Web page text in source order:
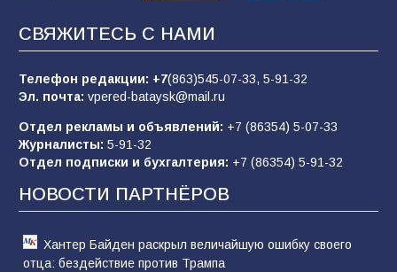
конкурса «Большая перемена»
62 04.08.2026
Командовал боем до последнего: герой
61 05.08.2026
СВЯЖИТЕСЬ С НАМИ
Телефон редакции: +7(863)545-07-33, 5-91-32
Эл. почта: vpered-bataysk@mail.ru
Отдел рекламы и объявлений: +7 (86354) 5-07-33
Журналисты: 5-91-32
Отдел подписки и бухгалтерия: +7 (86354) 5-91-32
НОВОСТИ ПАРТНЁРОВ
Хантер Байден раскрыл величайшую ошибку своего
отца: бездействие против Трампа